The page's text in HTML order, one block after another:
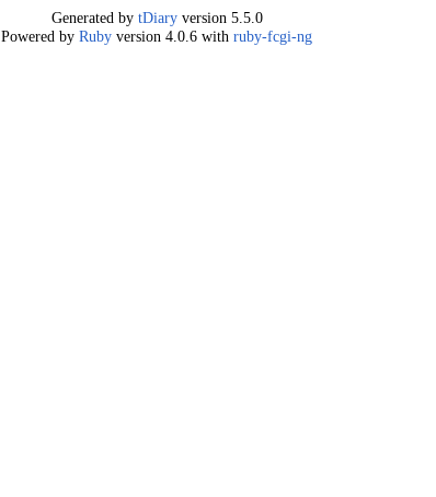
Generated by tDiaryversion 5.5.0
Powered by Ruby version 4.0.6 with ruby-fcgi-ng